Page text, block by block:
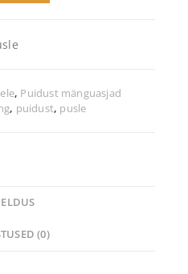
, Puidust mänguasjad
, puidust, pusle
(0)